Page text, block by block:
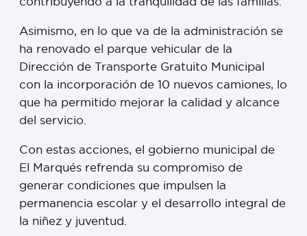
Asimismo, en lo que va de la administración se
ha renovado el parque vehicular de la
Dirección de Transporte Gratuito Municipal
con la incorporación de 10 nuevos camiones, lo
que ha permitido mejorar la calidad y alcance
del servicio.
Con estas acciones, el gobierno municipal de
El Marqués refrenda su compromiso de
generar condiciones que impulsen la
permanencia escolar y el desarrollo integral de
la niñez y juventud.